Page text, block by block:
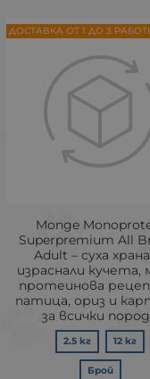
Monge
Superpremium All
Adult – суха
израснали кучета,
протеинова
патица, ориз и
за всички
2.5 кг 12 кг
Брой
ДОСТАВКА ОТ 1 ДО 3